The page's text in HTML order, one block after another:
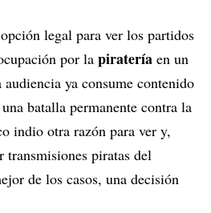
legal para ver los partidos
por la piratería en un
audiencia ya consume contenido
batalla permanente contra la
indio otra razón para ver y,
piratas del
de los casos, una decisión